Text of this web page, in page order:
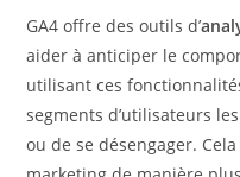
GA4 offre des outils d’
aider à anticiper le
utilisant ces
segments d’utilisateurs
ou de se désengager.